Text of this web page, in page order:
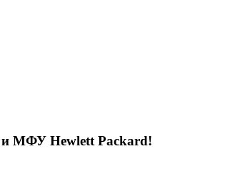
и МФУ Hewlett Packard!